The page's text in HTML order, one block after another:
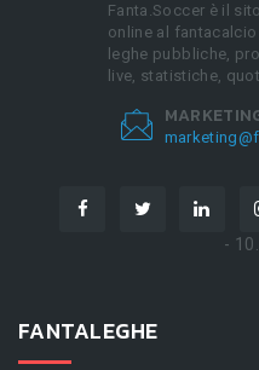
Fanta.Soccer è il
online al
leghe pubbliche,
live, statistiche,
-
FANTALEGHE